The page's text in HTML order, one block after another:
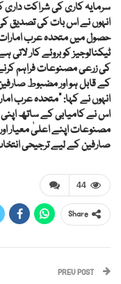
سرمایہ کاری کی شراکت داری
انہوں نے اس بات کی تصدیق
حصول میں متحدہ عرب
ٹیکنالوجیز کو بروئے کار لاتی
کی زرعی مصنوعات فراہم
کے قابل ہو اور مضبوط
انہوں نے کہا: "متحدہ عرب
اس نے کامیابی کے ساتھ
مصنوعات اپنے اعلیٰ معیار
صارفین کے لیے ترجیحی
44
Share
PREV POST